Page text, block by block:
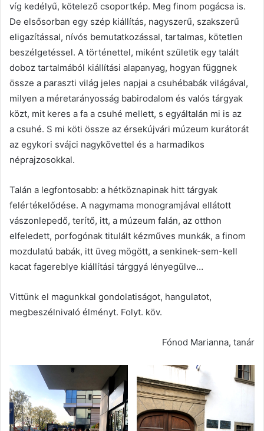
víg kedélyű, kötelező csoportkép. Meg finom pogácsa is.
De elsősorban egy szép kiállítás, nagyszerű, szakszerű
eligazítással, nívós bemutatkozással, tartalmas, kötetlen
beszélgetéssel. A történettel, miként születik egy talált
doboz tartalmából kiállítási alapanyag, hogyan függnek
össze a paraszti világ jeles napjai a csuhébabák világával,
milyen a méretarányosság babirodalom és valós tárgyak
közt, mit keres a fa a csuhé mellett, s egyáltalán mi is az
a csuhé. S mi köti össze az érsekújvári múzeum kurátorát
az egykori svájci nagykövettel és a harmadikos
néprajzosokkal.
Talán a legfontosabb: a hétköznapinak hitt tárgyak
felértékelődése. A nagymama monogramjával ellátott
vászonlepedő, terítő, itt, a múzeum falán, az otthon
elfeledett, porfogónak titulált kézműves munkák, a finom
mozdulatú babák, itt üveg mögött, a senkinek-sem-kell
kacat fagereblye kiállítási tárggyá lényegülve…
Vittünk el magunkkal gondolatiságot, hangulatot,
megbeszélnivaló élményt. Folyt. köv.
Fónod Marianna, tanár